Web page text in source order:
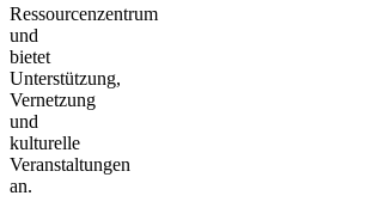
Ressourcenzentrum
und
bietet
Unterstützung,
Vernetzung
und
kulturelle
Veranstaltungen
an.